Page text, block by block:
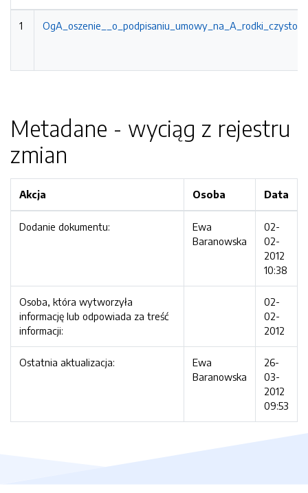
1
Metadane - wyciąg z rejestru
zmian
Akcja Osoba Data
Dodanie dokumentu:
Ewa
Baranowska
02-
02-
2012
10:38
Osoba, która wytworzyła
informację lub odpowiada za treść
informacji:
02-
02-
2012
Ostatnia aktualizacja:
Ewa
Baranowska
26-
03-
2012
09:53